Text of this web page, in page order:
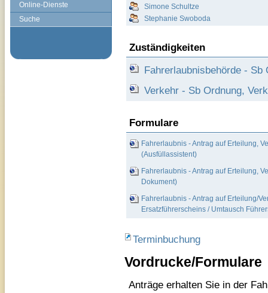
Online-Dienste
Suche
Simone Schultze
Stephanie Swoboda
Zuständigkeiten
Fahrerlaubnisbehörde -
Verkehr - Sb Ordnung,
Formulare
Fahrerlaubnis - Antrag auf Erteilung,
(Ausfüllassistent)
Fahrerlaubnis - Antrag auf Erteilung,
Dokument)
Fahrerlaubnis - Antrag auf Erteilung/
Ersatzführerscheins / Umtausch
Terminbuchung
Vordrucke/Formulare
Anträge erhalten Sie in der